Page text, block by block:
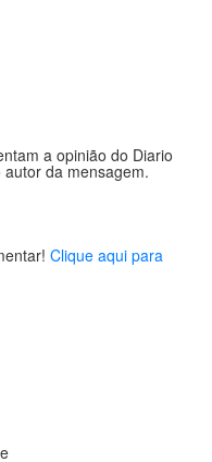
a opinião do Diario
da mensagem.
Clique aqui para